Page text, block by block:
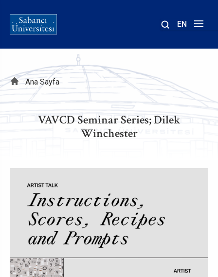
EN
Sayfa
yolu
Ana Sayfa
VAVCD Seminar Series; Dilek
Winchester